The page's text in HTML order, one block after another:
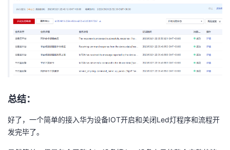
总结：
好了，一个简单的接入华为设备IOT开启和关闭Led灯程序和流程开
发完毕了。